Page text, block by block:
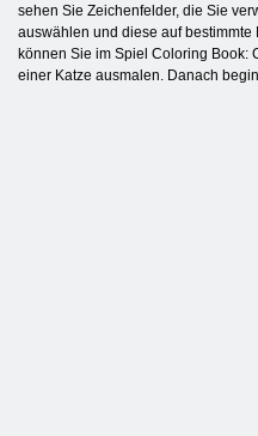
sehen Sie Zeichenfelder, die Sie
auswählen und diese auf
können Sie im Spiel Coloring Book:
einer Katze ausmalen. Danach